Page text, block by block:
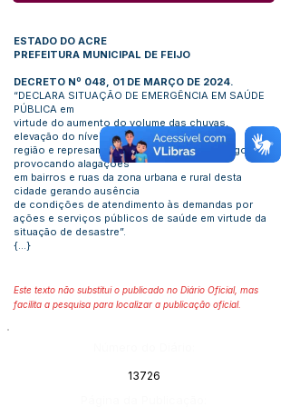
ESTADO DO ACRE
PREFEITURA MUNICIPAL DE FEIJO
DECRETO Nº 048, 01 DE MARÇO DE 2024.
“DECLARA SITUAÇÃO DE EMERGÊNCIA EM SAÚDE
PÚBLICA em
virtude do aumento do volume das chuvas,
elevação do nível dos rios da
região e represamento dos Igarapés e córregos,
provocando alagações
em bairros e ruas da zona urbana e rural desta
cidade gerando ausência
de condições de atendimento às demandas por
ações e serviços públicos de saúde em virtude da
situação de desastre”.
{...}
Este texto não substitui o publicado no Diário Oficial, mas
facilita a pesquisa para localizar a publicação oficial.
13726